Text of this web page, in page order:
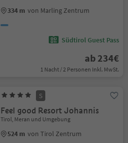
334 m von Marling Zentrum
Südtirol Guest Pass
ab 234€
1 Nacht / 2 Personen Inkl. MwSt.
S
Feel good Resort Johannis
Tirol, Meran und Umgebung
524 m von Tirol Zentrum